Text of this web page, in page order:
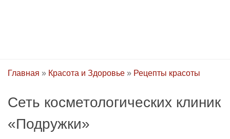
Главная » Красота и Здоровье » Рецепты красоты
Сеть косметологических клиник
«Подружки»